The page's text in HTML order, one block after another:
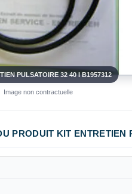
PULSATOIRE 32 40 I B1957312
Image non contractuelle
PRODUIT KIT ENTRETIEN